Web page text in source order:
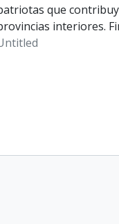
que
interiores.